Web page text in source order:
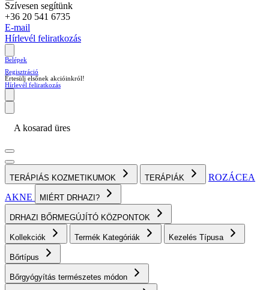
Szívesen segítünk
+36 20 541 6735
E-mail
Hírlevél feliratkozás
Belépek
Regisztráció
Értesülj elsőnek akcióinkról!
Hírlevél feliratkozás
A kosarad üres
TERÁPIÁS KOZMETIKUMOK TERÁPIÁK
ROZÁCEA
AKNE
MIÉRT DRHAZI?
DRHAZI BŐRMEGÚJÍTÓ KÖZPONTOK
Kollekciók Termék Kategóriák Kezelés Típusa
Bőrtípus
Bőrgyógyítás természetes módon